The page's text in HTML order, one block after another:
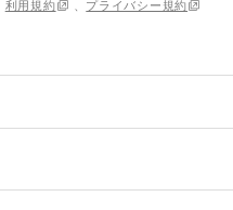
利用規約
プライバシー規約